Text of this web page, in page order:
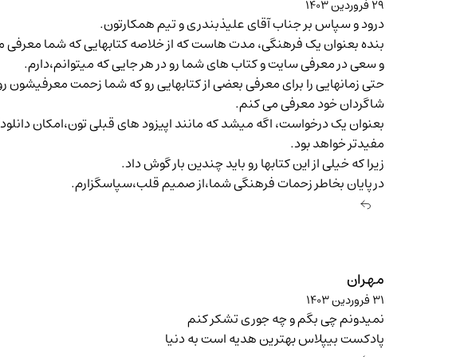
۲۹ فروردین ۱۴۰۳
درود و سپاس بر جناب آقای علیذبندری و تیم همکارتون.
بنده بعنوان یک فرهنگی، مدت هاست که از خلاصه کتابهایی که شما معرفی
و سعی در معرفی سایت و کتاب های شما رو در هر جایی که میتوانم،دارم.
حتی زمانهایی را برای معرفی بعضی از کتابهایی رو که شما زحمت
شاگردان خود معرفی می کنم.
بعنوان یک درخواست، اگه میشد که مانند اپیزود های قبلی تون،امکان
مفیدتر خواهد بود.
زیرا که خیلی از این کتابها رو باید چندین بار گوش داد.
درپایان بخاطر زحمات فرهنگی شما،از صمیم قلب،سپاسگزارم.
مهران
۳۱ فروردین ۱۴۰۳
نمیدونم چی بگم و چه جوری تشکر کنم
پادکست بیپلاس بهترین هدیه است به دنیا